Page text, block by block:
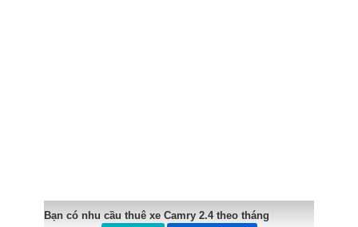
Bạn có nhu cầu thuê xe Camry 2.4 theo tháng